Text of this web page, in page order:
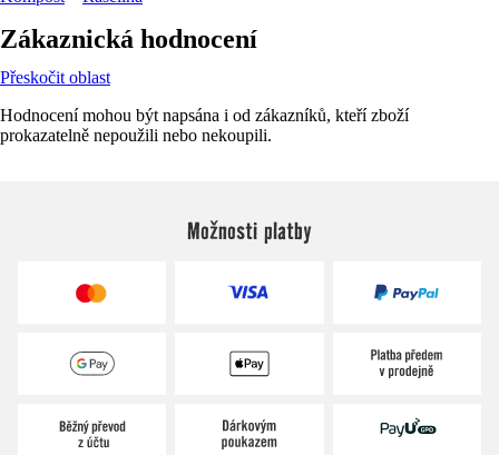
Zákaznická hodnocení
Přeskočit oblast
Hodnocení mohou být napsána i od zákazníků, kteří zboží
prokazatelně nepoužili nebo nekoupili.
Možnosti platby